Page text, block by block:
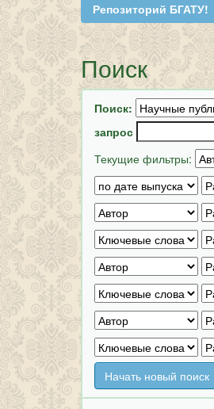
Репозиторий БГАТУ!
Поиск
Поиск:
запрос
Текущие фильтры:
Начать новый поиск